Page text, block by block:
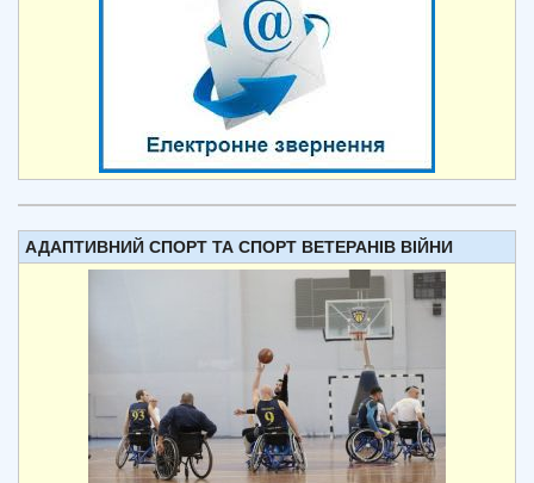
АДАПТИВНИЙ СПОРТ ТА СПОРТ ВЕТЕРАНІВ ВІЙНИ